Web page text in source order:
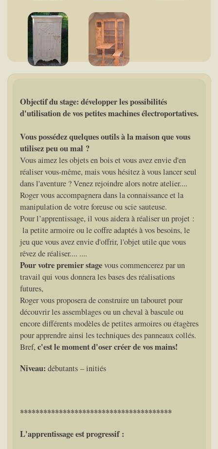
Objectif du stage: développer les possibilités
d'utilisation de vos petites machines électroportatives.
Vous possédez quelques outils à la maison que vous
utilisez peu ou mal ?
Vous aimez les objets en bois et vous avez envie d'en
réaliser vous-même, mais vous hésitez à vous lancer seul
dans l'aventure ? Venez rejoindre alors notre atelier....
Roger vous accompagnera dans la connaissance et la
manipulation de votre foreuse ou scie sauteuse.
Pour l’apprentissage, il vous aidera à réaliser un projet :
la petite armoire ou le coffre adaptés à vos besoins, le
jeu que vous avez envie d'offrir, l'objet utile que vous
rêvez de réaliser.... ....
Pour votre premier stagevous commencerez par un
travail qui vous donnera les bases des réalisations
futures,
Roger vous proposera de construire un tabouret pour
découvrir les assemblages ou un cheval à bascule ou
encore différents modèles de petites armoires ou étagères
pour apprendre ainsi les techniques des panneaux collés.
Bref, c'est le moment d'oser créer de vos mains!
Niveau: débutants – initiés
***************************************
L'apprentissage est progressif :